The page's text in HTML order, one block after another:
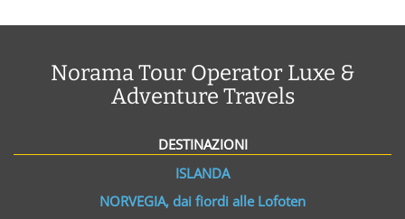
Norama Tour Operator Luxe &
Adventure Travels
DESTINAZIONI
ISLANDA
NORVEGIA, dai fiordi alle Lofoten